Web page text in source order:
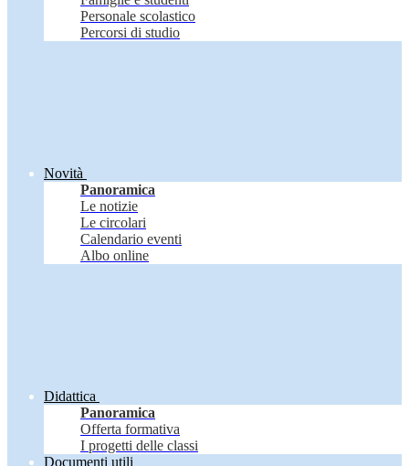
Personale scolastico
Percorsi di studio
Novità
Panoramica
Le notizie
Le circolari
Calendario eventi
Albo online
Didattica
Panoramica
Offerta formativa
I progetti delle classi
Documenti utili